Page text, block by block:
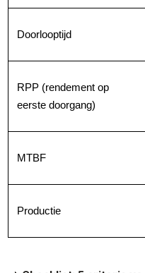
Doorlooptijd
RPP (rendement op
eerste doorgang)
MTBF
Productie